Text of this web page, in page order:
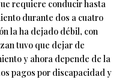
requiere conducir hasta
durante dos a cuatro
la ha dejado débil, con
tuvo que dejar de
y ahora depende de la
pagos por discapacidad y